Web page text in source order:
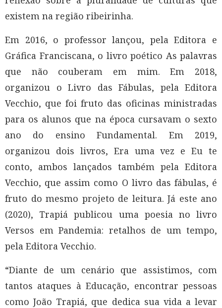
existem na região ribeirinha.
Em 2016, o professor lançou, pela Editora e
Gráfica Franciscana, o livro poético As palavras
que não couberam em mim. Em 2018,
organizou o Livro das Fábulas, pela Editora
Vecchio, que foi fruto das oficinas ministradas
para os alunos que na época cursavam o sexto
ano do ensino Fundamental. Em 2019,
organizou dois livros, Era uma vez e Eu te
conto, ambos lançados também pela Editora
Vecchio, que assim como O livro das fábulas, é
fruto do mesmo projeto de leitura. Já este ano
(2020), Trapiá publicou uma poesia no livro
Versos em Pandemia: retalhos de um tempo,
pela Editora Vecchio.
“Diante de um cenário que assistimos, com
tantos ataques à Educação, encontrar pessoas
como João Trapiá, que dedica sua vida a levar